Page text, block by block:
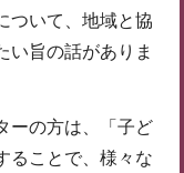
ついて、地域と協
い旨の話がありま
ーの方は、「子ど
ることで、様々な